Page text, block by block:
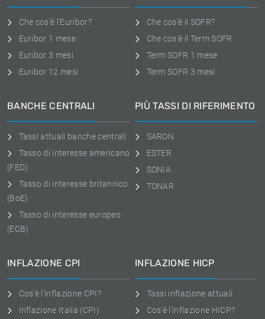
Che cos'è l'Euribor?
Euribor 1 mese
Euribor 3 mesi
Euribor 12 mesi
Che cos'è il SOFR?
Che cos'è il Term SOFR
Term SOFR 1 mese
Term SOFR 3 mesi
BANCHE CENTRALI
Tassi attuali banche centrali
Tasso di interesse americano
(FED)
Tasso di interesse britannico
(BoE)
Tasso di interesse europeo
(ECB)
PIÙ TASSI DI RIFERIMENTO
SARON
ESTER
SONIA
TONAR
INFLAZIONE CPI
Cos'è l'inflazione CPI?
Inflazione Italia (CPI)
INFLAZIONE HICP
Tassi inflazione attuali
Cos'è l'inflazione HICP?